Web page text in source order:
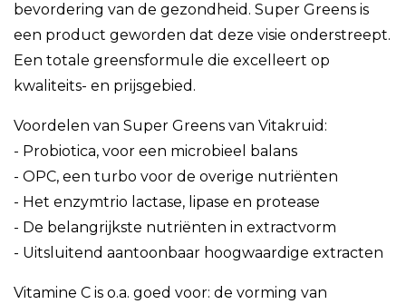
bevordering van de gezondheid. Super Greens is
een product geworden dat deze visie onderstreept.
Een totale greensformule die excelleert op
kwaliteits- en prijsgebied.
Voordelen van Super Greens van Vitakruid:
- Probiotica, voor een microbieel balans
- OPC, een turbo voor de overige nutriënten
- Het enzymtrio lactase, lipase en protease
- De belangrijkste nutriënten in extractvorm
- Uitsluitend aantoonbaar hoogwaardige extracten
Vitamine C is o.a. goed voor: de vorming van